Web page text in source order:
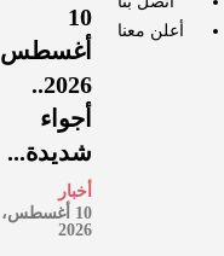
أعلن معنا
10
أغسطس
2026..
أجواء
شديدة...
أخبار
10 أغسطس،
2026